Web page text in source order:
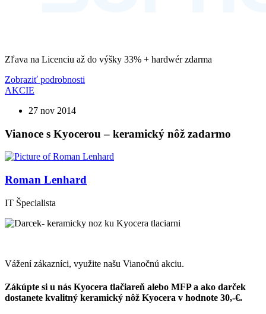
Zľava na Licenciu až do výšky 33% + hardwér zdarma
Zobraziť podrobnosti
AKCIE
27 nov 2014
Vianoce s Kyocerou – keramický nôž zadarmo
Roman Lenhard
IT Špecialista
Vážení zákazníci, využite našu Vianočnú akciu.
Zákúpte si u nás Kyocera tlačiareň alebo MFP a ako darček
dostanete kvalitný keramický nôž Kyocera v hodnote 30,-€.